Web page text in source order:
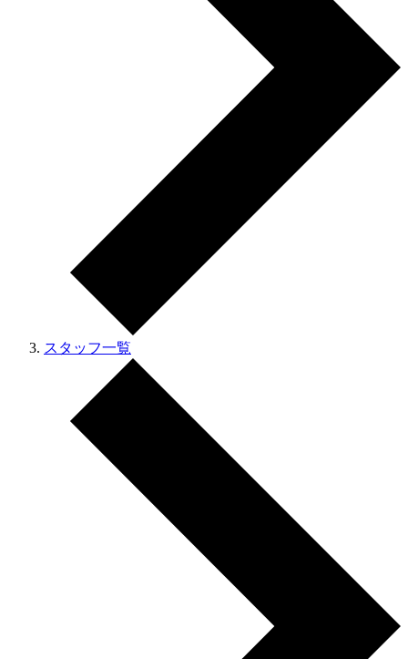
スタッフ一覧